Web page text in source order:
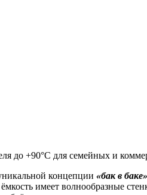
до +90°C для семейных и
концепции «бак в баке»
имеет волнообразные